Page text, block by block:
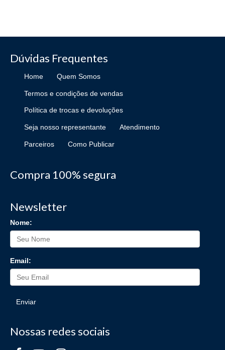
Dúvidas Frequentes
Home Quem Somos
Termos e condições de vendas
Política de trocas e devoluções
Seja nosso representante Atendimento
Parceiros Como Publicar
Compra 100% segura
Newsletter
Nome:
Email:
Enviar
Nossas redes sociais